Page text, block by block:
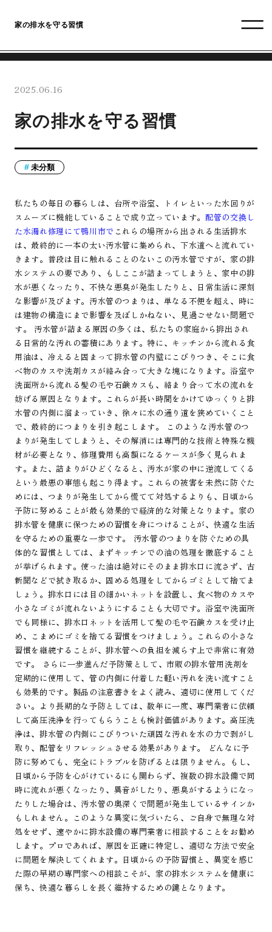
家の排水を守る習慣
2025.06.16
家の排水を守る習慣
未分類
私たちの毎日の暮らしは、台所や浴室、トイレといった水回りが
スムーズに機能していることで成り立っています。配管の交換し
た水漏れ修理にて鴨川市で これらの場所から出される生活排水
は、最終的に一本の太い汚水管に集められ、下水道へと流れてい
きます。普段は目に触れることのないこの汚水管ですが、家の排
水システムの要であり、もしここが詰まってしまうと、家中の排
水が悪くなったり、不快な悪臭が発生したりと、日常生活に深刻
な影響が及びます。汚水管のつまりは、単なる不便を超え、時に
は建物の構造にまで影響を及ぼしかねない、見過ごせない問題で
す。 汚水管が詰まる原因の多くは、私たちの家庭から排出され
る日常的な汚れの蓄積にあります。特に、キッチンから流れる食
用油は、冷えると固まって排水管の内壁にこびりつき、そこに食
べ物のカスや洗剤カスが絡み合って大きな塊になります。浴室や
洗面所から流れる髪の毛や石鹸カスも、絡まり合って水の流れを
妨げる原因となります。これらが長い時間をかけてゆっくりと排
水管の内側に溜まっていき、徐々に水の通り道を狭めていくこと
で、最終的につまりを引き起こします。 このような汚水管のつ
まりが発生してしまうと、その解消には専門的な技術と特殊な機
材が必要となり、修理費用も高額になるケースが多く見られま
す。また、詰まりがひどくなると、汚水が家の中に逆流してくる
という最悪の事態も起こり得ます。これらの被害を未然に防ぐた
めには、つまりが発生してから慌てて対処するよりも、日頃から
予防に努めることが最も効果的で経済的な対策となります。家の
排水管を健康に保つための習慣を身につけることが、快適な生活
を守るための重要な一歩です。 汚水管のつまりを防ぐための具
体的な習慣としては、まずキッチンでの油の処理を徹底すること
が挙げられます。使った油は絶対にそのまま排水口に流さず、古
新聞などで拭き取るか、固める処理をしてからゴミとして捨てま
しょう。排水口には目の細かいネットを設置し、食べ物のカスや
小さなゴミが流れないようにすることも大切です。浴室や洗面所
でも同様に、排水口ネットを活用して髪の毛や石鹸カスを受け止
め、こまめにゴミを捨てる習慣をつけましょう。これらの小さな
習慣を継続することが、排水管への負担を減らす上で非常に有効
です。 さらに一歩進んだ予防策として、市販の排水管用洗剤を
定期的に使用して、管の内側に付着した軽い汚れを洗い流すこと
も効果的です。製品の注意書きをよく読み、適切に使用してくだ
さい。より長期的な予防としては、数年に一度、専門業者に依頼
して高圧洗浄を行ってもらうことも検討価値があります。高圧洗
浄は、排水管の内側にこびりついた頑固な汚れを水の力で剥がし
取り、配管をリフレッシュさせる効果があります。 どんなに予
防に努めても、完全にトラブルを防げるとは限りません。もし、
日頃から予防を心がけているにも関わらず、複数の排水設備で同
時に流れが悪くなったり、異音がしたり、悪臭がするようになっ
たりした場合は、汚水管の奥深くで問題が発生しているサインか
もしれません。このような異変に気づいたら、ご自身で無理な対
処をせず、速やかに排水設備の専門業者に相談することをお勧め
します。プロであれば、原因を正確に特定し、適切な方法で安全
に問題を解決してくれます。日頃からの予防習慣と、異変を感じ
た際の早期の専門家への相談こそが、家の排水システムを健康に
保ち、快適な暮らしを長く維持するための鍵となります。